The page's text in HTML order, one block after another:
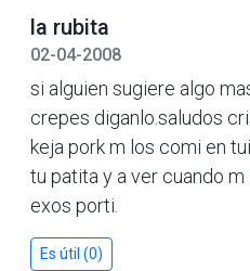
la rubita
02-04-2008
si alguien sugiere algo
crepes diganlo.saludos
keja pork m los comi en
tu patita y a ver cuando
exos porti.
Es útil (0)